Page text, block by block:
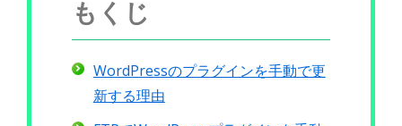
もくじ
WordPressのプラグインを手動で更
新する理由